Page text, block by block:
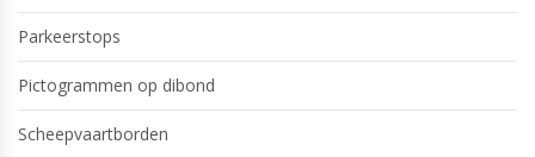
Parkeerstops
Pictogrammen op dibond
Scheepvaartborden